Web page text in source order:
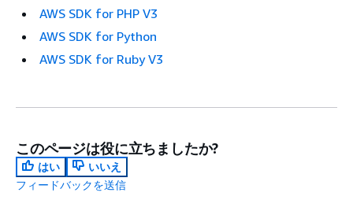
AWS SDK for PHP V3
AWS SDK for Python
AWS SDK for Ruby V3
このページは役に立ちましたか?
はい
いいえ
フィードバックを送信